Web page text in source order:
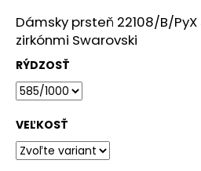
hviezdičiek.
Dámsky prsteň 22108/B/
zirkónmi Swarovski
RÝDZOSŤ
VEĽKOSŤ
O
d
p